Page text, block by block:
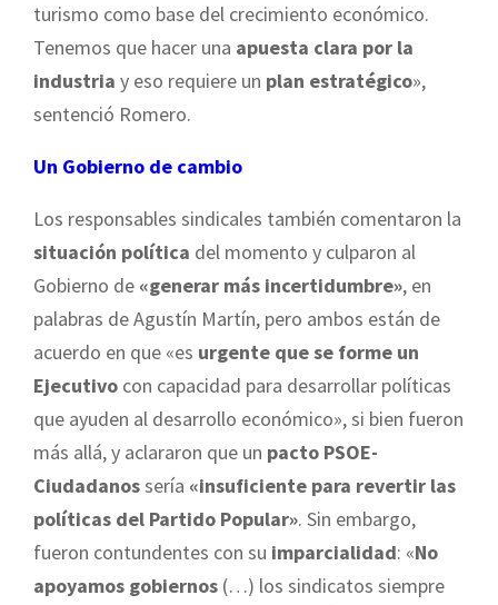
turismo como base del crecimiento económico.
Tenemos que hacer una apuesta clara por la
industria y eso requiere un plan estratégico»,
sentenció Romero.
Un Gobierno de cambio
Los responsables sindicales también comentaron la
situación política del momento y culparon al
Gobierno de «generar más incertidumbre», en
palabras de Agustín Martín, pero ambos están de
acuerdo en que «es urgente que se forme un
Ejecutivo con capacidad para desarrollar políticas
que ayuden al desarrollo económico», si bien fueron
más allá, y aclararon que un pacto PSOE-
Ciudadanossería «insuficiente para revertir las
políticas del Partido Popular». Sin embargo,
fueron contundentes con su imparcialidad: «No
apoyamos gobiernos (…) los sindicatos siempre